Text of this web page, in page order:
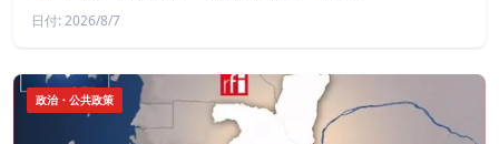
日付: 2026/8/7
政治・公共政策